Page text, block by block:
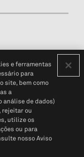
cliente (em inglês)
S&P Global
e ferramentas
para
site, bem como
a
de dados)
rejeitar ou
utilize os
ou para
nosso Aviso